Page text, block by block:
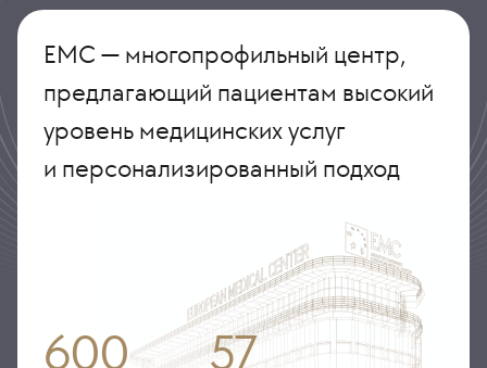
ЕМС — многопрофильный центр,
предлагающий пациентам высокий
уровень медицинских услуг
и персонализированный подход
600 57